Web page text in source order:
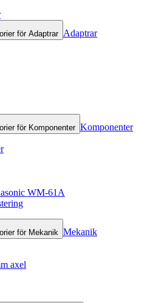
för Adaptrar Adaptrar
för Komponenter Komponenter
WM-61A
för Mekanik Mekanik
axel